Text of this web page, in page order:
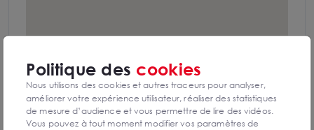
Politique des cookies
Nous utilisons des cookies et autres traceurs pour analyser,
améliorer votre expérience utilisateur, réaliser des statistiques
de mesure d’audience et vous permettre de lire des vidéos.
Vous pouvez à tout moment modifier vos paramètres de